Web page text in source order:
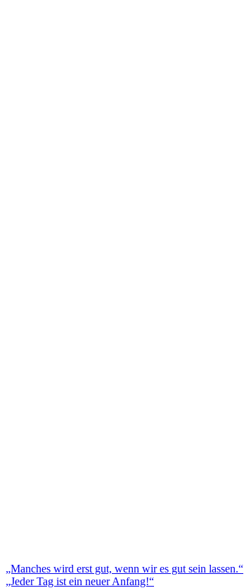
Beitragsnavigation
„Manches wird erst gut, wenn wir es gut sein lassen.“
„Jeder Tag ist ein neuer Anfang!“